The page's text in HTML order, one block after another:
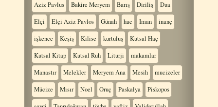
Aziz Pavlus Bakire Meryem Barış Diriliş Dua
Elçi Elçi Aziz Pavlos Günah hac Iman inanç
işkence Keşiş Kilise kurtuluş Kutsal Haç
Kutsal Kitap Kutsal Ruh Liturji makamlar
Manastır Melekler Meryem Ana Mesih mucizeler
Mücize Mısır Noel Oruç Paskalya Piskopos